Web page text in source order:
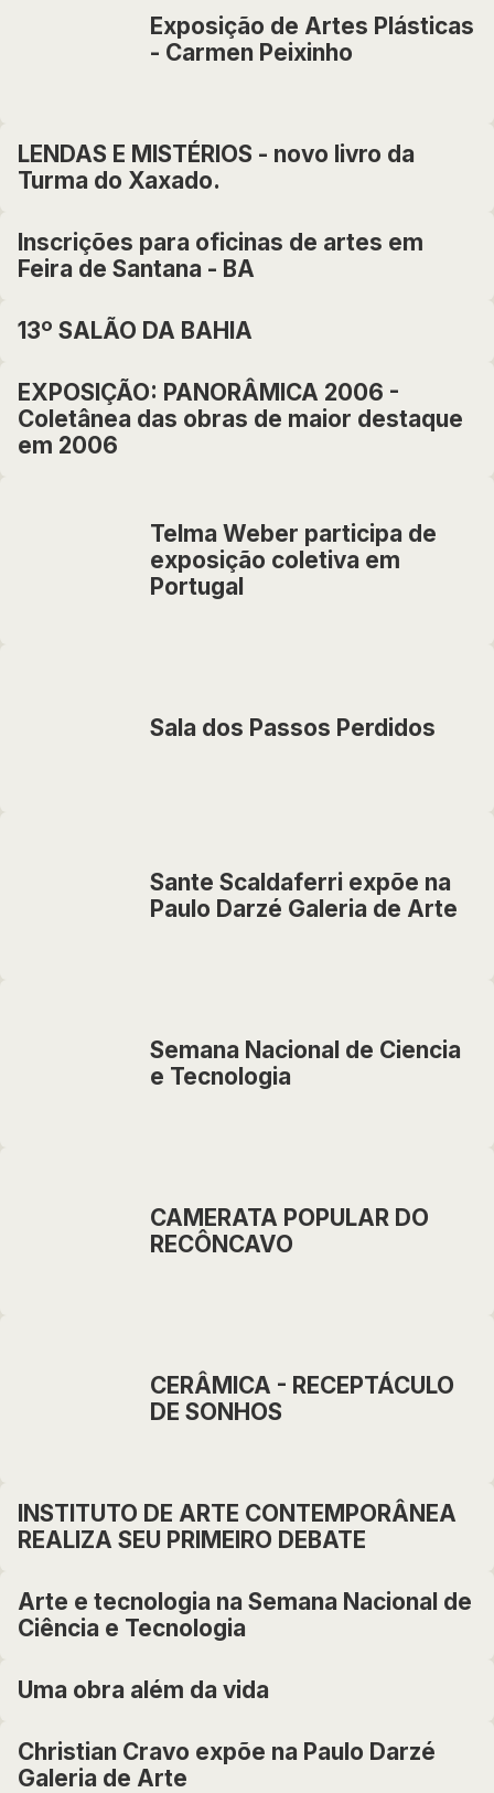
Exposição de Artes Plásticas
- Carmen Peixinho
LENDAS E MISTÉRIOS - novo livro da
Turma do Xaxado.
Inscrições para oficinas de artes em
Feira de Santana - BA
13º SALÃO DA BAHIA
EXPOSIÇÃO: PANORÂMICA 2006 -
Coletânea das obras de maior destaque
em 2006
Telma Weber participa de
exposição coletiva em
Portugal
Sala dos Passos Perdidos
Sante Scaldaferri expõe na
Paulo Darzé Galeria de Arte
Semana Nacional de Ciencia
e Tecnologia
CAMERATA POPULAR DO
RECÔNCAVO
CERÂMICA - RECEPTÁCULO
DE SONHOS
INSTITUTO DE ARTE CONTEMPORÂNEA
REALIZA SEU PRIMEIRO DEBATE
Arte e tecnologia na Semana Nacional de
Ciência e Tecnologia
Uma obra além da vida
Christian Cravo expõe na Paulo Darzé
Galeria de Arte